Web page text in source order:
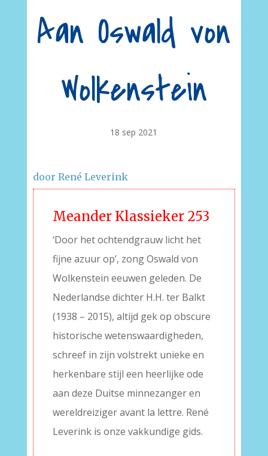
Aan Oswald von
Wolkenstein
18 sep 2021
door René Leverink
Meander Klassieker 253
‘Door het ochtendgrauw licht het
fijne azuur op’, zong Oswald von
Wolkenstein eeuwen geleden. De
Nederlandse dichter H.H. ter Balkt
(1938 – 2015), altijd gek op obscure
historische wetenswaardigheden,
schreef in zijn volstrekt unieke en
herkenbare stijl een heerlijke ode
aan deze Duitse minnezanger en
wereldreiziger avant la lettre. René
Leverink is onze vakkundige gids.